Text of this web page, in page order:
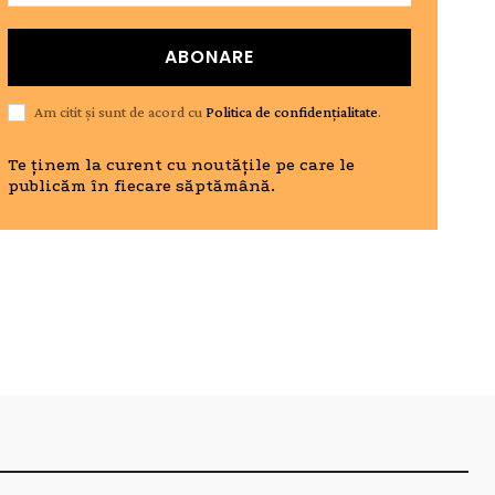
ABONARE
Am citit și sunt de acord cuPolitica de confidențialitate.
Te ținem la curent cu noutățile pe care le
publicăm în fiecare săptămână.